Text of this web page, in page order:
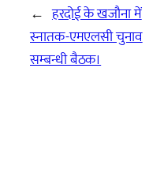
← हरदोई के खजौना में
स्नातक-एमएलसी चुनाव
सम्बन्धी बैठक।